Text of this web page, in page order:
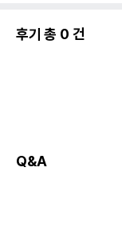
후기 총 0 건
Q&A